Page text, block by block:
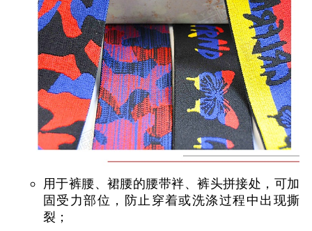
用于裤腰、裙腰的腰带袢、裤头拼接处，可加
固受力部位，防止穿着或洗涤过程中出现撕
裂；